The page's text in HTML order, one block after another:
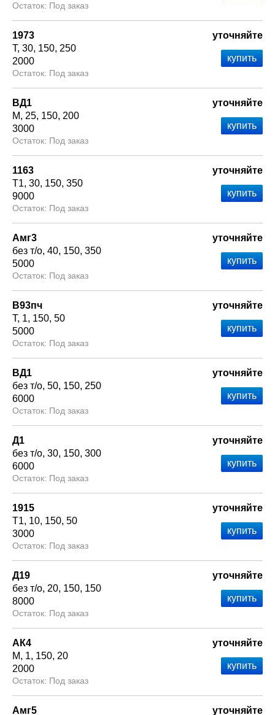
Под заказ
1973
Т 30 150 250
2000
Под заказ
уточняйте
ВД1
М
25 150 200
3000
Под заказ
уточняйте
1163
Т1 30 150 350
9000
Под заказ
уточняйте
Амг3
без т/о 40 150 350
5000
Под заказ
уточняйте
В93пч
Т 1 150 50
5000
Под заказ
уточняйте
ВД1
без т/о 50 150 250
6000
Под заказ
уточняйте
Д1
без т/о 30 150 300
6000
Под заказ
уточняйте
1915
Т1 10 150 50
3000
Под заказ
уточняйте
Д19
без т/о 20 150 150
8000
Под заказ
уточняйте
АК4
М
1 150 20
2000
Под заказ
уточняйте
Амг5 уточняйте